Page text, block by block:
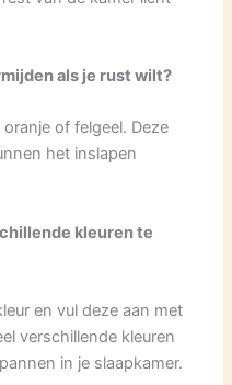
als je rust wilt?
of felgeel. Deze
het inslapen
kleuren te
en vul deze aan met
verschillende kleuren
in je slaapkamer.